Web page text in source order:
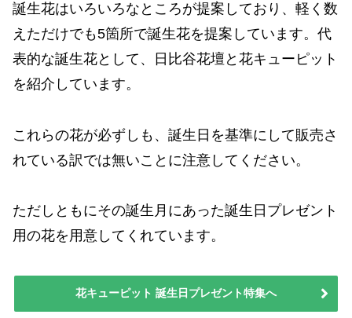
誕生花はいろいろなところが提案しており、軽く数
えただけでも5箇所で誕生花を提案しています。代
表的な誕生花として、日比谷花壇と花キューピット
を紹介しています。
これらの花が必ずしも、誕生日を基準にして販売さ
れている訳では無いことに注意してください。
ただしともにその誕生月にあった誕生日プレゼント
用の花を用意してくれています。
花キューピット 誕生日プレゼント特集へ